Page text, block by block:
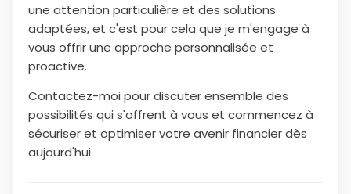
une attention particulière et des solutions
adaptées, et c'est pour cela que je m'engage à
vous offrir une approche personnalisée et
proactive.
Contactez-moi pour discuter ensemble des
possibilités qui s'offrent à vous et commencez à
sécuriser et optimiser votre avenir financier dès
aujourd'hui.